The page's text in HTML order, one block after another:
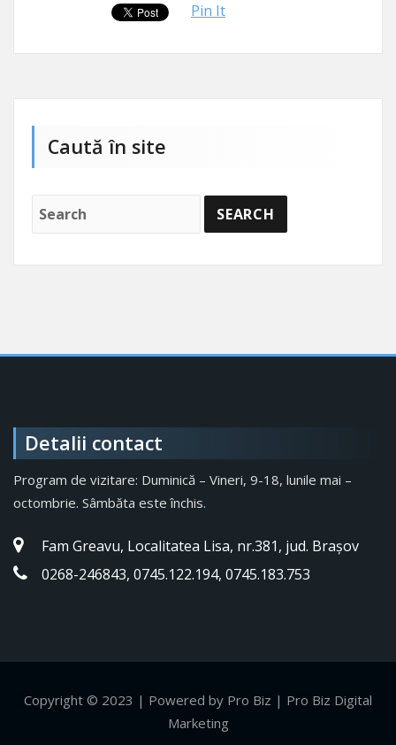
Pin It
Caută în site
Detalii contact
Program de vizitare: Duminică – Vineri, 9-18, lunile mai –
octombrie. Sâmbăta este închis.
Fam Greavu, Localitatea Lisa, nr.381, jud. Brașov
0268-246843, 0745.122.194, 0745.183.753
Copyright © 2023 | Powered by Pro Biz | Pro Biz Digital
Marketing